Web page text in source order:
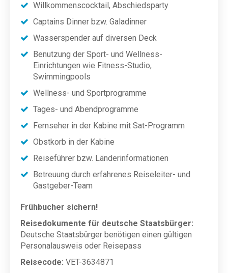
Willkommenscocktail, Abschiedsparty
Captains Dinner bzw. Galadinner
Wasserspender auf diversen Deck
Benutzung der Sport- und Wellness-
Einrichtungen wie Fitness-Studio,
Swimmingpools
Wellness- und Sportprogramme
Tages- und Abendprogramme
Fernseher in der Kabine mit Sat-Programm
Obstkorb in der Kabine
Reiseführer bzw. Länderinformationen
Betreuung durch erfahrenes Reiseleiter- und
Gastgeber-Team
Frühbucher sichern!
Reisedokumente für deutsche Staatsbürger:
Deutsche Staatsbürger benötigen einen gültigen
Personalausweis oder Reisepass
Reisecode: VET-3634871